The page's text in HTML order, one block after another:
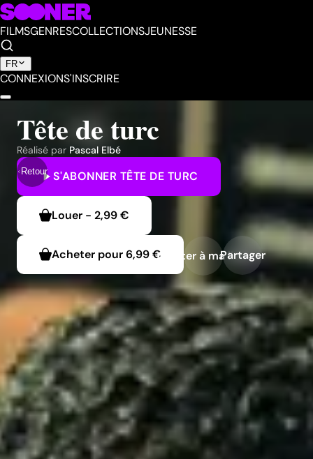
FILMSGENRESCOLLECTIONSJEUNESSE
FR
CONNEXIONS'INSCRIRE
Retour
Tête de turc
Réalisé par Pascal Elbé
S'ABONNER TÊTE DE TURC
Louer - 2,99 €
Acheter pour6,99 €Ajouter à ma liste
Partager